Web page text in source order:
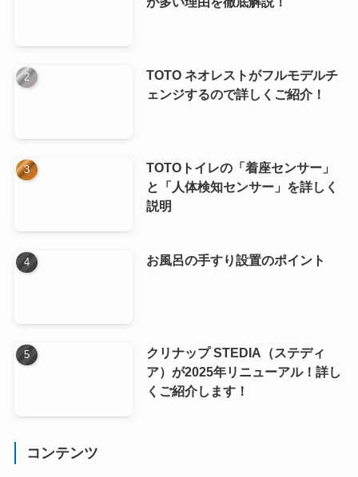
TOTO ネオレストがフルモデルチ
ェンジするので詳しくご紹介！
TOTOトイレの「着座センサー」
と「人体検知センサー」を詳しく
説明
お風呂の手すり設置のポイント
クリナップ STEDIA（ステディ
ア）が2025年リニューアル！詳し
くご紹介します！
コンテンツ